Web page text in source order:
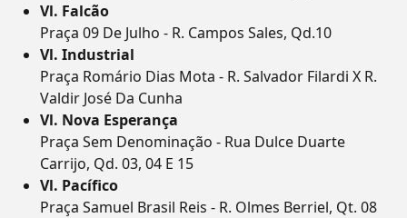
Vl. Falcão
Praça 09 De Julho - R. Campos Sales, Qd.10
Vl. Industrial
Praça Romário Dias Mota - R. Salvador Filardi X R.
Valdir José Da Cunha
Vl. Nova Esperança
Praça Sem Denominação - Rua Dulce Duarte
Carrijo, Qd. 03, 04 E 15
Vl. Pacífico
Praça Samuel Brasil Reis - R. Olmes Berriel, Qt. 08